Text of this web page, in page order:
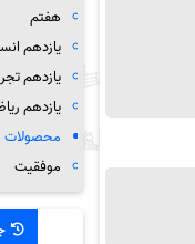
هفتم
یازدهم
یازدهم
یازدهم
محصولات
موفقیت